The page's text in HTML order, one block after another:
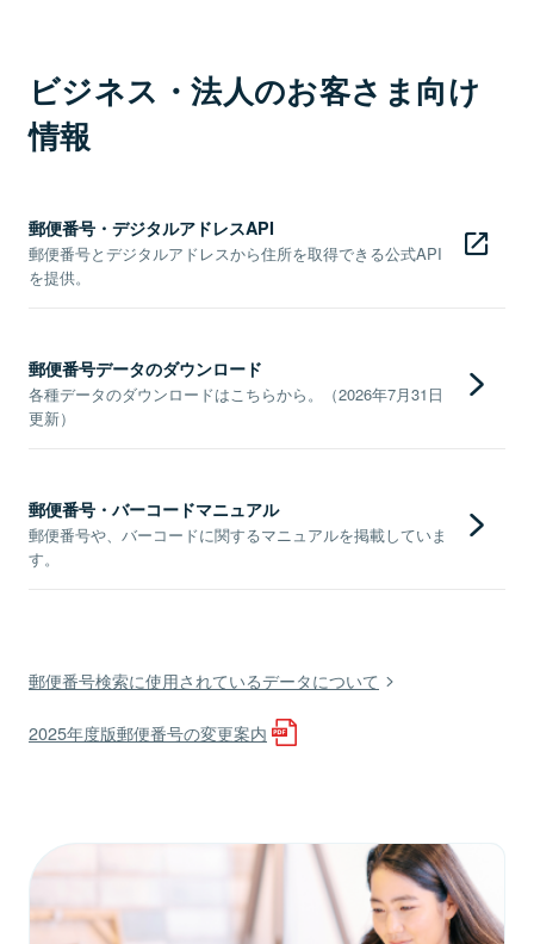
ビジネス・法人のお客さま向け
情報
郵便番号・デジタルアドレスAPI
郵便番号とデジタルアドレスから住所を取得できる公式API
を提供。
郵便番号データのダウンロード
各種データのダウンロードはこちらから。（2026年7月31日
更新）
郵便番号・バーコードマニュアル
郵便番号や、バーコードに関するマニュアルを掲載していま
す。
郵便番号検索に使用されているデータについて
2025年度版郵便番号の変更案内